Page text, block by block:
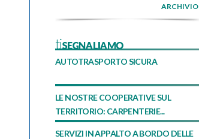
ARCHIVIO
tiSEGNALIAMO
AUTOTRASPORTO SICURA
LE NOSTRE COOPERATIVE SUL
TERRITORIO: CARPENTERIE...
SERVIZI IN APPALTO A BORDO DELLE